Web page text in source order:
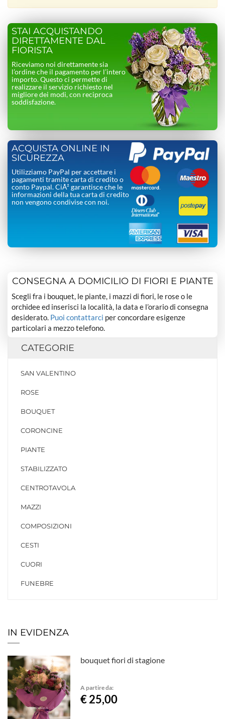
STAI ACQUISTANDO
DIRETTAMENTE DAL
FIORISTA
Riceviamo noi direttamente sia
l’ordine che il pagamento per l’intero
importo. Questo ci permette di
realizzare il servizio richiesto nel
migliore dei modi, con reciproca
soddisfazione.
ACQUISTA ONLINE IN
SICUREZZA
Utilizziamo PayPal per accettare i
pagamenti tramite carta di credito o
conto Paypal. CiÃ² garantisce che le
informazioni della tua carta di credito
non vengono condivise con noi.
CONSEGNA A DOMICILIO DI FIORI E PIANTE
Scegli fra i bouquet, le piante, i mazzi di fiori, le rose o le
orchidee ed inserisci la località, la data e l’orario di consegna
desiderato. Puoi contattarci per concordare esigenze
particolari a mezzo telefono.
CATEGORIE
SAN VALENTINO
ROSE
BOUQUET
CORONCINE
PIANTE
STABILIZZATO
CENTROTAVOLA
MAZZI
COMPOSIZIONI
CESTI
CUORI
FUNEBRE
IN EVIDENZA
bouquet fiori di stagione
A partire da:
€ 25,00